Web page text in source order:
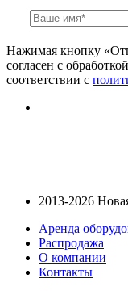
Нажимая кнопку
согласен с
соответствии с
2013-2026
Аренда
Распродажа
О компании
Контакты